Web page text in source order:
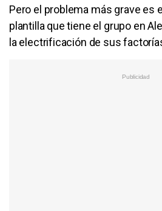
Pero el problema más grave es
plantilla que tiene el grupo en
la electrificación de sus